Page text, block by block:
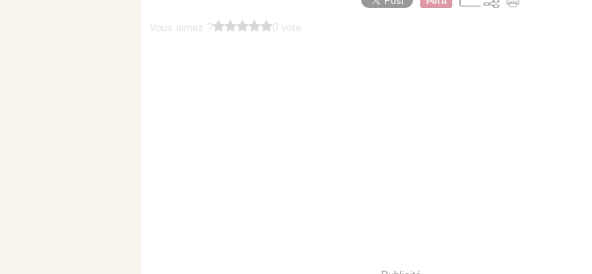
Vous aimez ? 0 vote